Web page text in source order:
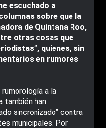
escuchado a
sobre que la
de Quintana Roo,
otras cosas que
quienes, sin
en rumores
a la
también han
sincronizado” contra
municipales. Por